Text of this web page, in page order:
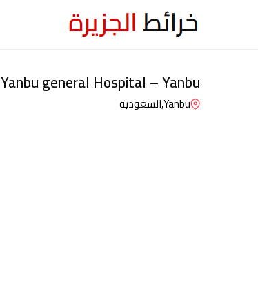
Yanbu general Hospital – Yanbu
Yanbu,السعودية